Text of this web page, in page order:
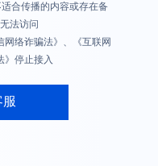
合传播的内容或存在备
法访问
网络诈骗法》、《互联网
》停止接入